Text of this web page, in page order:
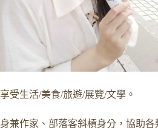
享受生活/美食/旅遊/展覽/文學。
身兼作家、部落客斜槓身分，協助